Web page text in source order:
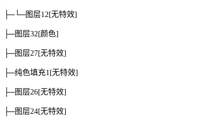
├─└─图层12[无特效]
├─图层32[颜色]
├─图层27[无特效]
├─纯色填充1 [无特效]
├─图层26[无特效]
├─图层24[无特效]